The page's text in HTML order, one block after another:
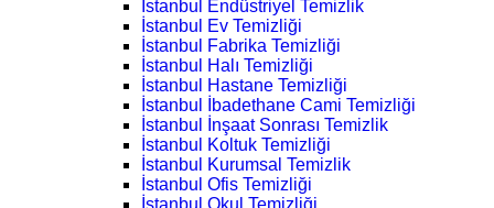
İstanbul Endüstriyel Temizlik
İstanbul Ev Temizliği
İstanbul Fabrika Temizliği
İstanbul Halı Temizliği
İstanbul Hastane Temizliği
İstanbul İbadethane Cami Temizliği
İstanbul İnşaat Sonrası Temizlik
İstanbul Koltuk Temizliği
İstanbul Kurumsal Temizlik
İstanbul Ofis Temizliği
İstanbul Okul Temizliği